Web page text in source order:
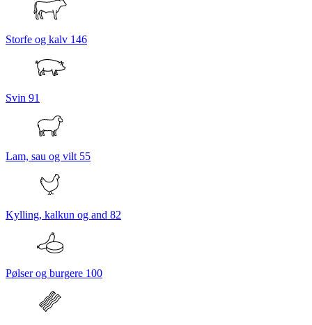
Storfe og kalv 146
Svin 91
Lam, sau og vilt 55
Kylling, kalkun og and 82
Pølser og burgere 100